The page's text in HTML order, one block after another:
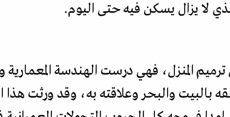
لا يزال يسكن فيه حتى اليوم.
المنزل، فهي درست الهندسة المعمارية
بالبيت والبحر وعلاقته به، وقد ورثت